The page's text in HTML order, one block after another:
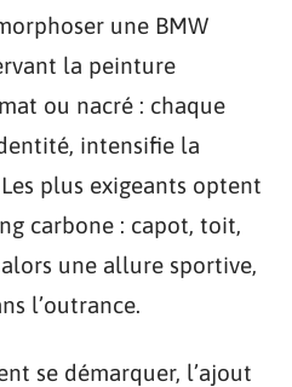
une BMW
la peinture
ou nacré : chaque
intensifie la
plus exigeants optent
carbone : capot, toit,
une allure sportive,
l’outrance.
se démarquer, l’ajout